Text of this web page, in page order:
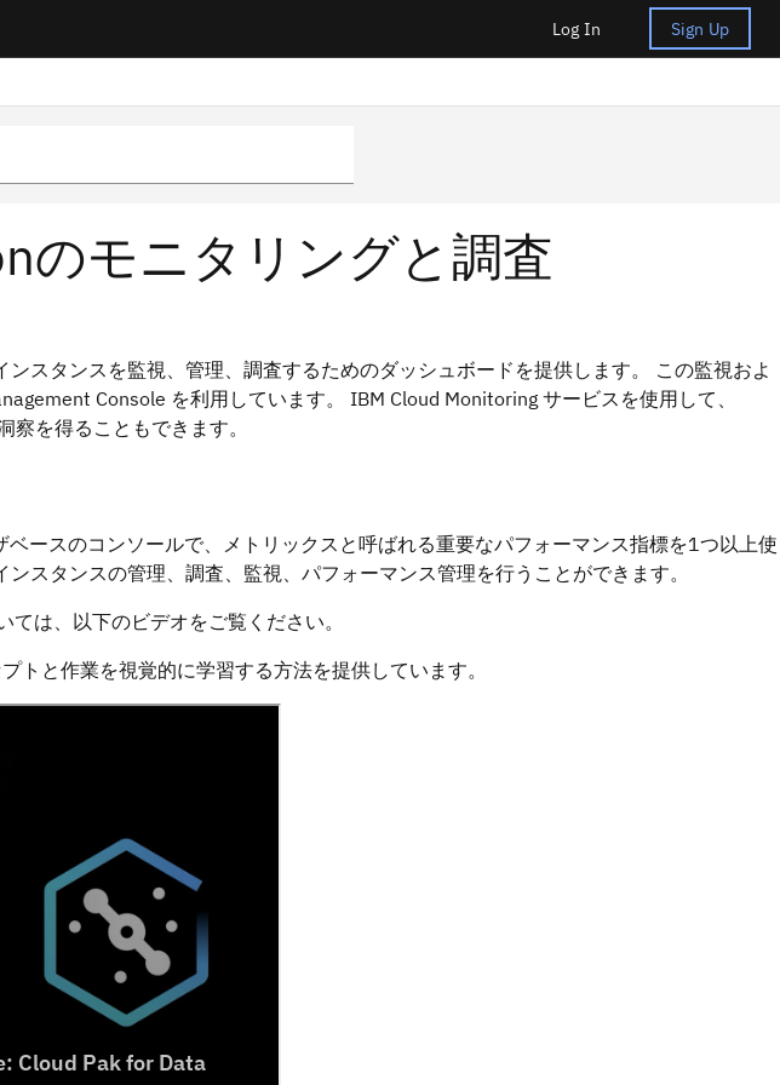
Log In Sign Up
のモニタリングと調査
ンスタンスを監視、管理、調査するためのダッシュボードを提供します。 この監視およ
Console を利用しています。 IBM Cloud Monitoring サービスを使用して、
察を得ることもできます。
ベースのコンソールで、メトリックスと呼ばれる重要なパフォーマンス指標を1つ以上使
ンスタンスの管理、調査、監視、パフォーマンス管理を行うことができます。
ては、以下のビデオをご覧ください。
トと作業を視覚的に学習する方法を提供しています。